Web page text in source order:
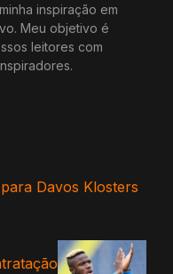
inspiração em
Meu objetivo é
leitores com
Davos Klosters